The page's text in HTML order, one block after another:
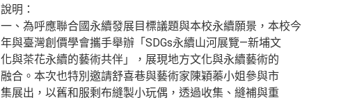
說明：
一、為呼應聯合國永續發展目標議題與本校永續願景，本校今
年與臺灣創價學會攜手舉辦「SDGs永續山河展覽—新埔文
化與茶花永續的藝術共伴」，展現地方文化與永續藝術的
融合。本次也特別邀請舒喜巷與藝術家陳穎蓁小姐參與市
集展出，以舊和服剩布縫製小玩偶，透過收集、縫補與重